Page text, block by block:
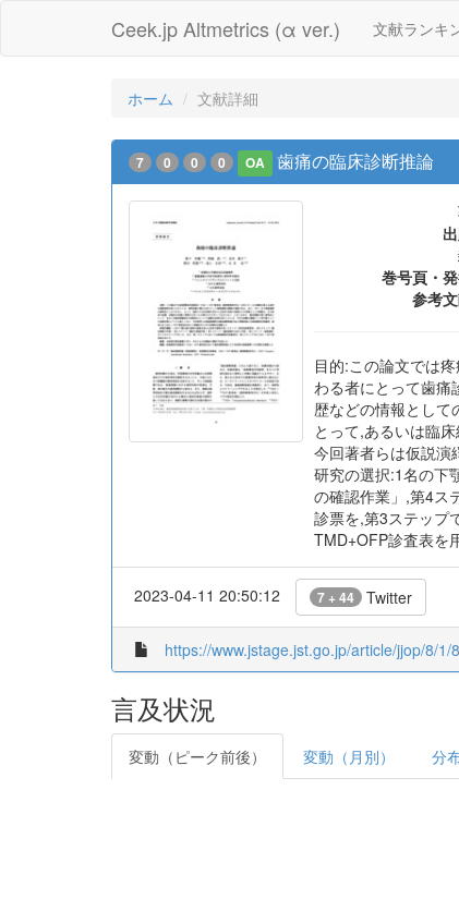
Ceek.jp Altmetrics (α ver.) 文献ランキ
ホーム 文献詳細
7 0 0 0 OA 歯痛の臨床診断推論
巻号頁・
参考
目的:この論文では
わる者にとって歯痛
歴などの情報として
とって,あるいは臨
今回著者らは仮説演
研究の選択:1名の下
の確認作業」,第4ス
診票を,第3ステップ
TMD+OFP診査表を
2023-04-11 20:50:12 7 + 44 Twitter
https://www.jstage.jst.go.jp/article/jjop/8/
言及状況
変動（ピーク前後） 変動（月別） 分